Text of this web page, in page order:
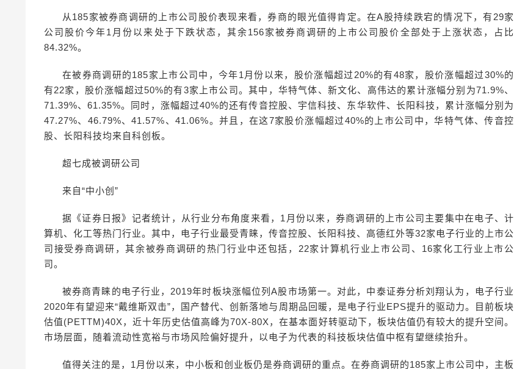
从185家被券商调研的上市公司股价表现来看，券商的眼光值得肯定。在A股持续跌宕的情况下，有29家
公司股价今年1月份以来处于下跌状态，其余156家被券商调研的上市公司股价全部处于上涨状态，占比
84.32%。
在被券商调研的185家上市公司中，今年1月份以来，股价涨幅超过20%的有48家，股价涨幅超过30%的
有22家，股价涨幅超过50%的有3家上市公司。其中，华特气体、新文化、高伟达的累计涨幅分别为71.9%、
71.39%、61.35%。同时，涨幅超过40%的还有传音控股、宇信科技、东华软件、长阳科技，累计涨幅分别为
47.27%、46.79%、41.57%、41.06%。并且，在这7家股价涨幅超过40%的上市公司中，华特气体、传音控
股、长阳科技均来自科创板。
超七成被调研公司
来自“中小创”
据《证券日报》记者统计，从行业分布角度来看，1月份以来，券商调研的上市公司主要集中在电子、计
算机、化工等热门行业。其中，电子行业最受青睐，传音控股、长阳科技、高德红外等32家电子行业的上市公
司接受券商调研，其余被券商调研的热门行业中还包括，22家计算机行业上市公司、16家化工行业上市公
司。
被券商青睐的电子行业，2019年时板块涨幅位列A股市场第一。对此，中泰证券分析刘翔认为，电子行业
2020年有望迎来“戴维斯双击”，国产替代、创新落地与周期品回暖，是电子行业EPS提升的驱动力。目前板块
估值(PETTM)40X，近十年历史估值高峰为70X-80X，在基本面好转驱动下，板块估值仍有较大的提升空间。
市场层面，随着流动性宽裕与市场风险偏好提升，以电子为代表的科技板块估值中枢有望继续抬升。
值得关注的是，1月份以来，中小板和创业板仍是券商调研的重点。在券商调研的185家上市公司中，主板